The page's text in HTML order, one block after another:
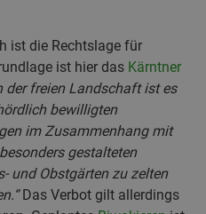
ist die Rechtslage für
ist hier das Kärntner
der freien Landschaft ist es
bewilligten
im Zusammenhang mit
gestalteten
und Obstgärten zu zelten
Das Verbot gilt allerdings